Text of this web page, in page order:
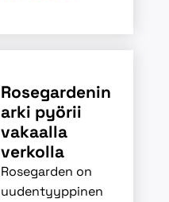
Rosegardenin
arki pyörii
vakaalla
verkolla
Rosegarden on
uudentyyppinen